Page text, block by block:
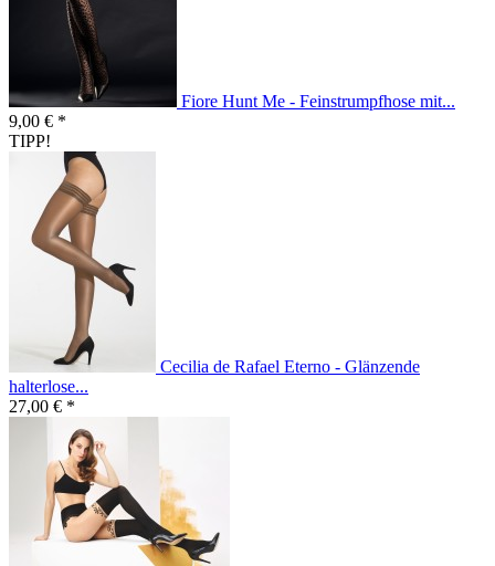
Fiore Hunt Me - Feinstrumpfhose mit...
9,00 € *
TIPP!
Cecilia de Rafael Eterno - Glänzende
halterlose...
27,00 € *